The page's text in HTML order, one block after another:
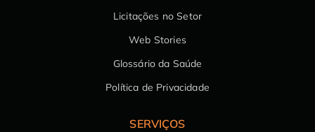
Licitações no Setor
Web Stories
Glossário da Saúde
Política de Privacidade
SERVIÇOS